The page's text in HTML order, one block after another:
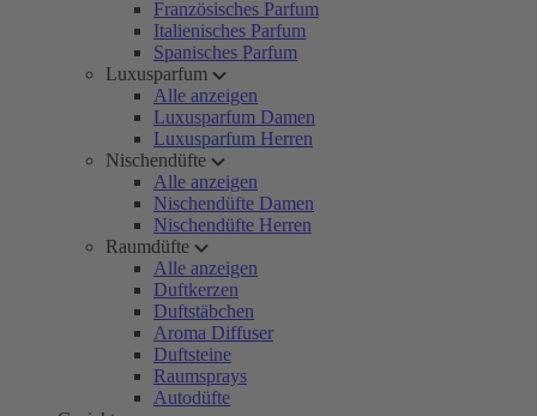
Französisches Parfum
Italienisches Parfum
Spanisches Parfum
Luxusparfum
Alle anzeigen
Luxusparfum Damen
Luxusparfum Herren
Nischendüfte
Alle anzeigen
Nischendüfte Damen
Nischendüfte Herren
Raumdüfte
Alle anzeigen
Duftkerzen
Duftstäbchen
Aroma Diffuser
Duftsteine
Raumsprays
Autodüfte